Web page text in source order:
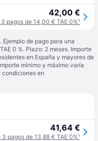
42,00 €
3 pagos de 14,00 € TAE 0%¹
de pago para una
0 %. Plazo: 2 meses. Importe
en España y mayores de
mínimo y máximo varía
condiciones en
41,64 €
3 pagos de 13,88 € TAE 0%¹